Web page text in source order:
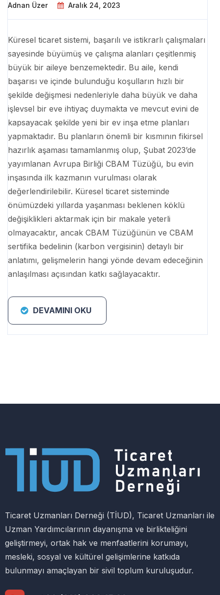
Adnan Üzer Aralık 24, 2023
Küresel ticaret sistemi, başarılı ve istikrarlı çalışmaları
sayesinde büyümüş ve çalışma alanları çeşitlenmiş
büyük bir aileye benzemektedir. Bu aile, kendi
başarısı ve içinde bulunduğu koşulların hızlı bir
şekilde değişmesi nedenleriyle daha büyük ve daha
işlevsel bir eve ihtiyaç duymakta ve mevcut evini de
kapsayacak şekilde yeni bir ev inşa etme planları
yapmaktadır. Bu planların önemli bir kısmının fikirsel
hazırlık aşaması tamamlanmış olup, Şubat 2023’de
yayımlanan Avrupa Birliği CBAM Tüzüğü, bu evin
inşasında ilk kazmanın vurulması olarak
değerlendirilebilir. Küresel ticaret sisteminde
önümüzdeki yıllarda yaşanması beklenen köklü
değişiklikleri aktarmak için bir makale yeterli
olmayacaktır, ancak CBAM Tüzüğünün ve CBAM
sertifika bedelinin (karbon vergisinin) detaylı bir
anlatımı, gelişmelerin hangi yönde devam edeceğinin
anlaşılması açısından katkı sağlayacaktır.
DEVAMINI OKU
Ticaret Uzmanları Derneği (TİUD), Ticaret Uzmanları ile
Uzman Yardımcılarının dayanışma ve birlikteliğini
geliştirmeyi, ortak hak ve menfaatlerini korumayı,
mesleki, sosyal ve kültürel gelişimlerine katkıda
bulunmayı amaçlayan bir sivil toplum kuruluşudur.